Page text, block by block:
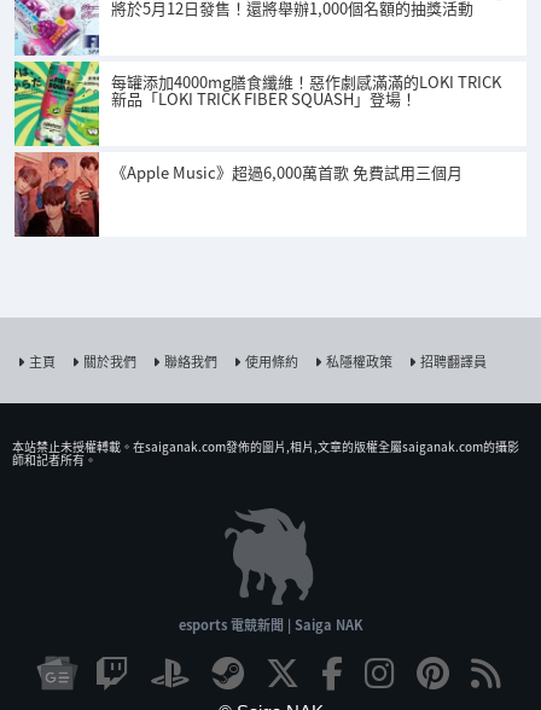
將於5月12日發售！還將舉辦1,000個名額的抽獎活動
每罐添加4000mg膳食纖維！惡作劇感滿滿的LOKI TRICK
新品「LOKI TRICK FIBER SQUASH」登場！
《Apple Music》超過6,000萬首歌 免費試用三個月
主頁 關於我們 聯絡我們 使用條約 私隱權政策 招聘翻譯員
本站禁止未授權𨍭載。在saiganak.com發佈的圖片,相片,文章的版權全屬saiganak.com的攝影
師和記者所有。
esports 電競新聞 | Saiga NAK